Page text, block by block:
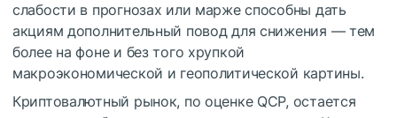
слабости в прогнозах или марже способны дать
акциям дополнительный повод для снижения — тем
более на фоне и без того хрупкой
макроэкономической и геополитической картины.
Криптовалютный рынок, по оценке QCP, остается